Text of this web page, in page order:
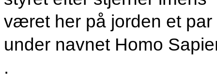
været her på jorden et par
under navnet Homo
.